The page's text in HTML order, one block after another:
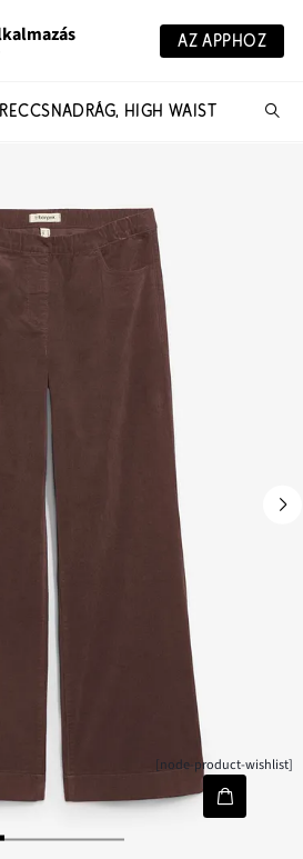
AZ APPHOZ
HIGH WAIST
[node-product-wishlist]